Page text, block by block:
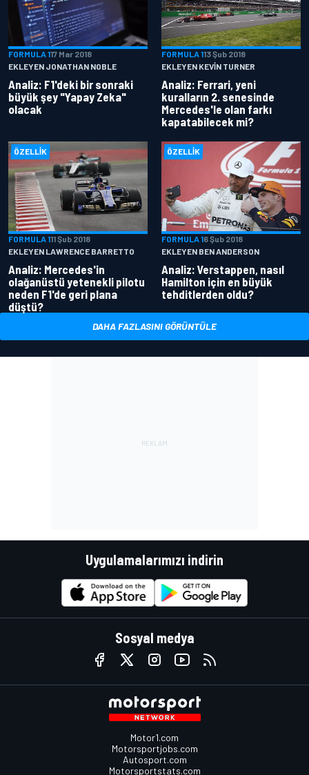
FORMULA 117 Mar 2018
EKLEYEN JONATHAN NOBLE
Analiz: F1'deki bir sonraki
büyük şey "Yapay Zeka"
olacak
FORMULA 113 Şub 2018
EKLEYEN KEVIN TURNER
Analiz: Ferrari, yeni
kuralların 2. senesinde
Mercedes'le olan farkı
kapatabilecek mi?
ÖZELLIK
FORMULA 111 Şub 2018
EKLEYEN LAWRENCE BARRETTO
Analiz: Mercedes'in
olağanüstü yetenekli pilotu
neden F1'de geri plana
düştü?
ÖZELLIK
FORMULA 16 Şub 2018
EKLEYEN BEN ANDERSON
Analiz: Verstappen, nasıl
Hamilton için en büyük
tehditlerden oldu?
DAHA FAZLASINI GÖRÜNTÜLE
Uygulamalarımızı indirin
Sosyal medya
Motor1.com
Motorsportjobs.com
Autosport.com
Motorsportstats.com